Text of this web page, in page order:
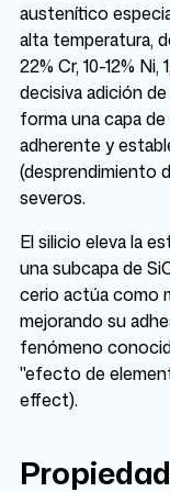
austenítico
alta temperatura,
22% Cr, 10-12%
decisiva adición
forma una capa
adherente y
(desprendimiento
severos.
El silicio eleva la
una subcapa de
cerio actúa como
mejorando su
fenómeno
"efecto de
effect).